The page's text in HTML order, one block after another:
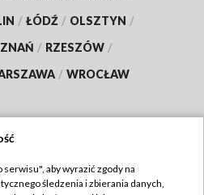
/ ŁÓDŹ / OLSZTYN /
/ RZESZÓW /
/ WROCŁAW
TVP
aby wyrazić zgody na
śledzenia i zbierania danych,